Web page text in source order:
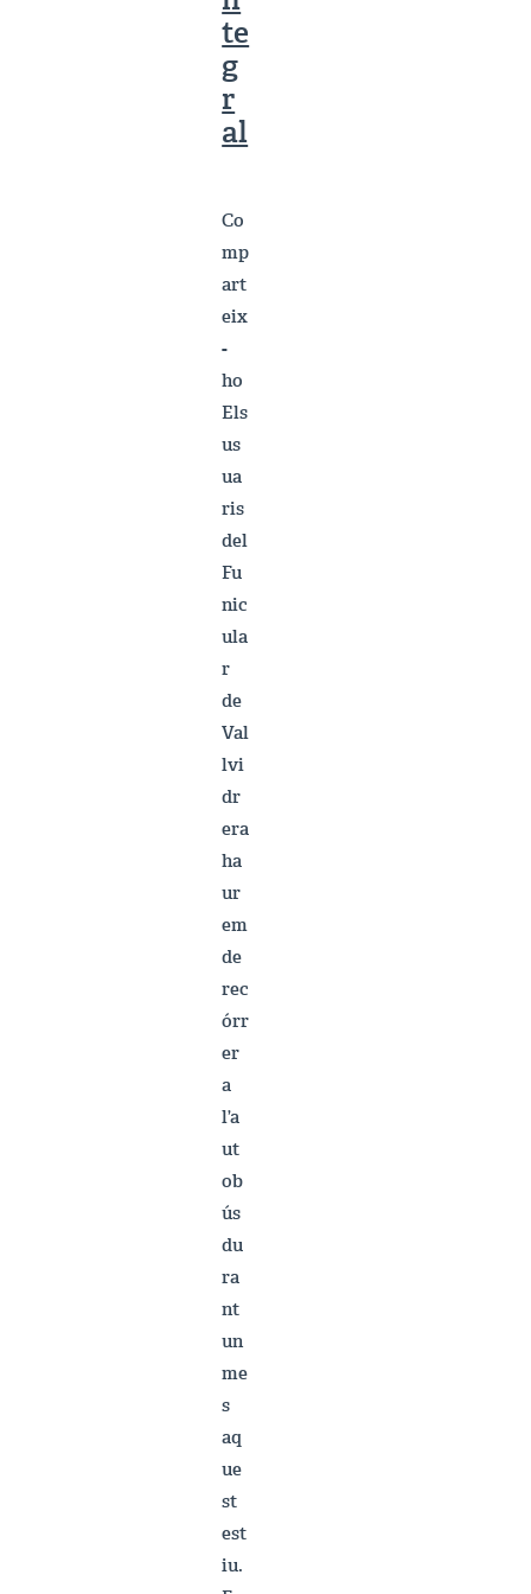
te
g
r
al
Co
mp
art
eix
-
ho
Els
us
ua
ris
del
Fu
nic
ula
r
de
Val
lvi
dr
era
ha
ur
em
de
rec
órr
er
a
l’a
ut
ob
ús
du
ra
nt
un
me
s
aq
ue
st
est
iu.